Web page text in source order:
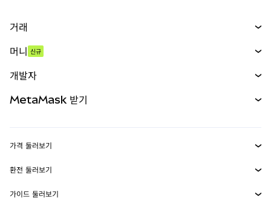
거래
무기한 선물
실물자산
머니 신규
개발자
MetaMask Connect
Snaps
MetaMask 받기
보안
가격 둘러보기
이더리움 가격
솔라나 가격
환전 둘러보기
ETH를 USD로 환전
가이드 둘러보기